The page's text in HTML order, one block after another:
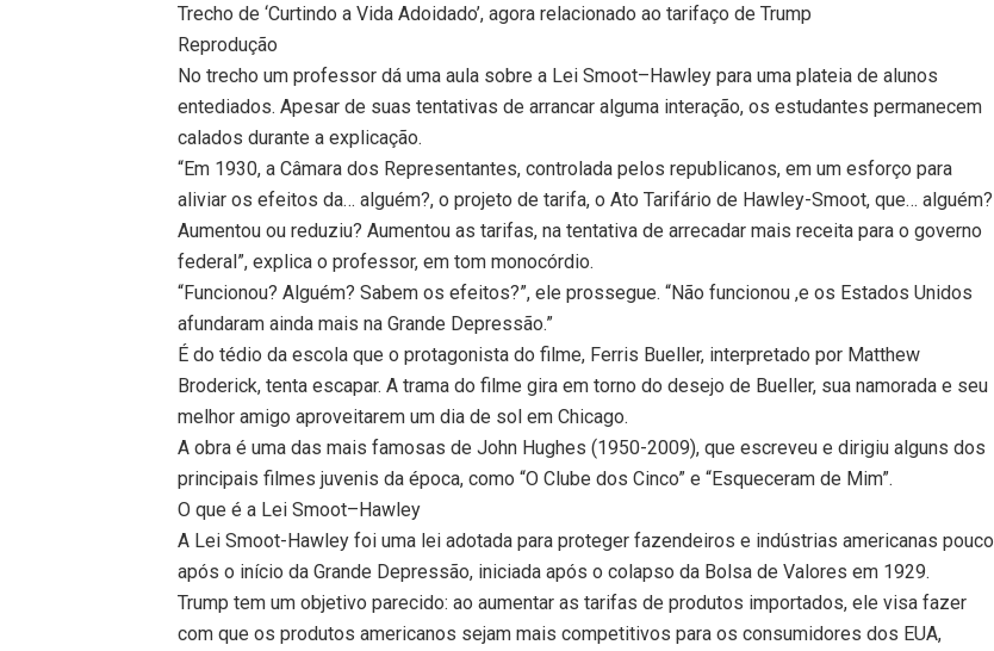
Trecho de ‘Curtindo a Vida Adoidado’, agora relacionado ao tarifaço de Trump
Reprodução
No trecho um professor dá uma aula sobre a Lei Smoot–Hawley para uma plateia de alunos
entediados. Apesar de suas tentativas de arrancar alguma interação, os estudantes permanecem
calados durante a explicação.
“Em 1930, a Câmara dos Representantes, controlada pelos republicanos, em um esforço para
aliviar os efeitos da… alguém?, o projeto de tarifa, o Ato Tarifário de Hawley-Smoot, que… alguém?
Aumentou ou reduziu? Aumentou as tarifas, na tentativa de arrecadar mais receita para o governo
federal”, explica o professor, em tom monocórdio.
“Funcionou? Alguém? Sabem os efeitos?”, ele prossegue. “Não funcionou ,e os Estados Unidos
afundaram ainda mais na Grande Depressão.”
É do tédio da escola que o protagonista do filme, Ferris Bueller, interpretado por Matthew
Broderick, tenta escapar. A trama do filme gira em torno do desejo de Bueller, sua namorada e seu
melhor amigo aproveitarem um dia de sol em Chicago.
A obra é uma das mais famosas de John Hughes (1950-2009), que escreveu e dirigiu alguns dos
principais filmes juvenis da época, como “O Clube dos Cinco” e “Esqueceram de Mim”.
O que é a Lei Smoot–Hawley
A Lei Smoot-Hawley foi uma lei adotada para proteger fazendeiros e indústrias americanas pouco
após o início da Grande Depressão, iniciada após o colapso da Bolsa de Valores em 1929.
Trump tem um objetivo parecido: ao aumentar as tarifas de produtos importados, ele visa fazer
com que os produtos americanos sejam mais competitivos para os consumidores dos EUA,